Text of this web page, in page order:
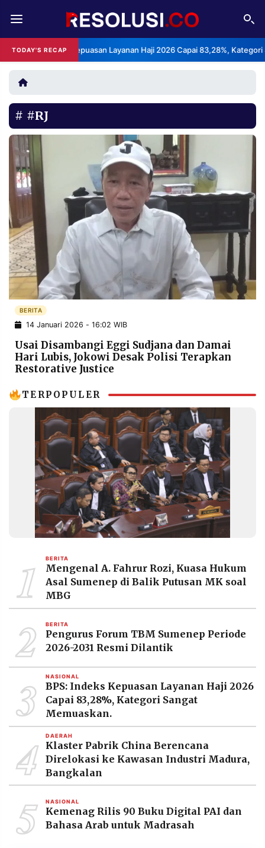
TODAY'S RECAP
Indeks Kepuasan Layanan Haji 2026 Capai 83,28%, Kategori Sangat
REDAKSI TENTANG
RESOLUSI IKLAN
RUBRIKASI
EDITORIAL AKSARA
FINANSIA PERSONA
DAERAH NASIONAL
MANCA SPORT
INFORMASI
PRIVACY
POLICY WARGA
INFORMASI
IKLAN
KIRIM
PENGADUAN TERM
SERVICE
IKUTI
RESOLUSI
MEDIA
©
Resolusi.co
-
PT.
RESOLUSI
MEDIA
PRAMUDITA
#RJ
BERITA
14 Januari 2026 - 16:02 WIB
Usai Disambangi Eggi Sudjana dan Damai
Hari Lubis, Jokowi Desak Polisi Terapkan
Restorative Justice
TERPOPULER
1 BERITA
Mengenal A. Fahrur Rozi, Kuasa Hukum
Asal Sumenep di Balik Putusan MK soal
MBG
2 BERITA
Pengurus Forum TBM Sumenep Periode
2026-2031 Resmi Dilantik
3 NASIONAL
BPS: Indeks Kepuasan Layanan Haji 2026
Capai 83,28%, Kategori Sangat
Memuaskan.
4 DAERAH
Klaster Pabrik China Berencana
Direlokasi ke Kawasan Industri Madura,
Bangkalan
5 NASIONAL
Kemenag Rilis 90 Buku Digital PAI dan
Bahasa Arab untuk Madrasah